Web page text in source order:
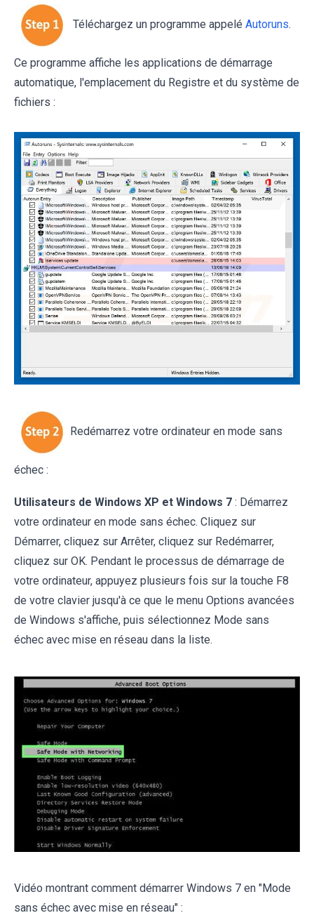
Téléchargez un programme appelé Autoruns.
Ce programme affiche les applications de démarrage
automatique, l'emplacement du Registre et du système de
fichiers :
Redémarrez votre ordinateur en mode sans
échec :
Utilisateurs de Windows XP et Windows 7 : Démarrez
votre ordinateur en mode sans échec. Cliquez sur
Démarrer, cliquez sur Arrêter, cliquez sur Redémarrer,
cliquez sur OK. Pendant le processus de démarrage de
votre ordinateur, appuyez plusieurs fois sur la touche F8
de votre clavier jusqu'à ce que le menu Options avancées
de Windows s'affiche, puis sélectionnez Mode sans
échec avec mise en réseau dans la liste.
Vidéo montrant comment démarrer Windows 7 en "Mode
sans échec avec mise en réseau" :